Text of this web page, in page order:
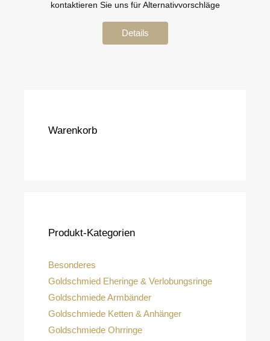
kontaktieren Sie uns für Alternativvorschläge
Details
Warenkorb
Produkt-Kategorien
Besonderes
Goldschmied Eheringe & Verlobungsringe
Goldschmiede Armbänder
Goldschmiede Ketten & Anhänger
Goldschmiede Ohrringe